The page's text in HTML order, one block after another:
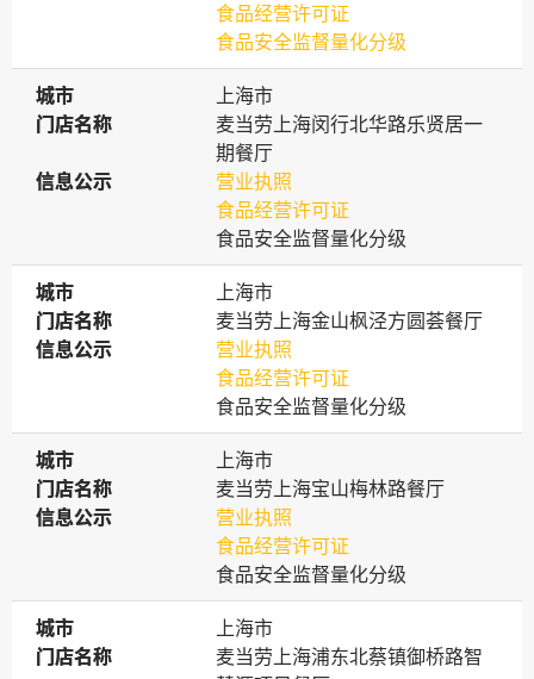
食品经营许可证
食品安全监督量化分级
城市
城市
上海市
门店名称
门店名称
麦当劳上海闵行北华路乐贤居一
期餐厅
信息公示
信息公示
营业执照
食品经营许可证
食品安全监督量化分级
城市
城市
上海市
门店名称
门店名称
麦当劳上海金山枫泾方圆荟餐厅
信息公示
信息公示
营业执照
食品经营许可证
食品安全监督量化分级
城市
城市
上海市
门店名称
门店名称
麦当劳上海宝山梅林路餐厅
信息公示
信息公示
营业执照
食品经营许可证
食品安全监督量化分级
城市
城市
上海市
门店名称
门店名称
麦当劳上海浦东北蔡镇御桥路智